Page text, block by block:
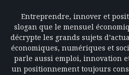
Entreprendre, innover et
slogan que le mensuel
décrypte les grands sujets
économiques, numériques et
parle aussi emploi, innovation
un positionnement toujours